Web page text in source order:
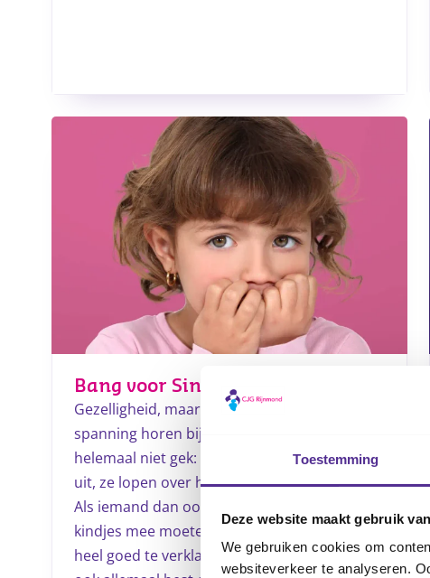
Toestemming
Deze website maakt gebruik
We gebruiken cookies om
websiteverkeer te analyseren.
Bang voor Sinterklaas
Gezelligheid, maar ook geheimzinnigheid en
spanning horen bij het feest. En dat is
helemaal niet gek: Sint en Piet zien er vreemd
uit, ze lopen over het dak en ze weten álles.
Als iemand dan ook nog vertelt dat stoute
kindjes mee moeten naar Spanje, is angst
heel goed te verklaren. Vindt jouw kind het